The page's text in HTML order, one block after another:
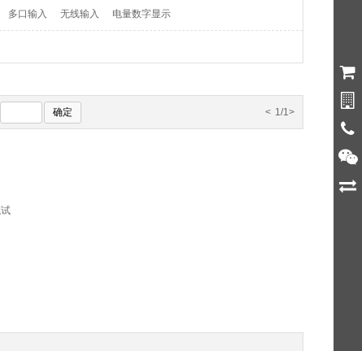
多口输入 无线输入 电量数字显示
确定 < 1/1>